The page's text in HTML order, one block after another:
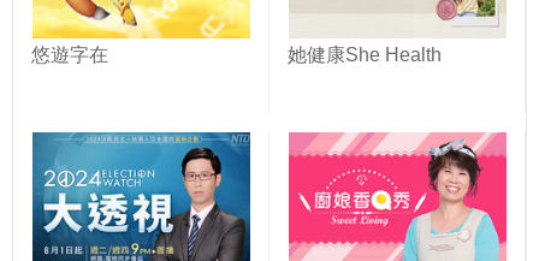
悠遊字在 她健康She Health